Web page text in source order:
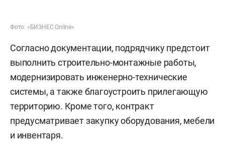
Фото: «БИЗНЕС Online»
Согласно документации, подрядчику предстоит
выполнить строительно-монтажные работы,
модернизировать инженерно-технические
системы, а также благоустроить прилегающую
территорию. Кроме того, контракт
предусматривает закупку оборудования, мебели
и инвентаря.